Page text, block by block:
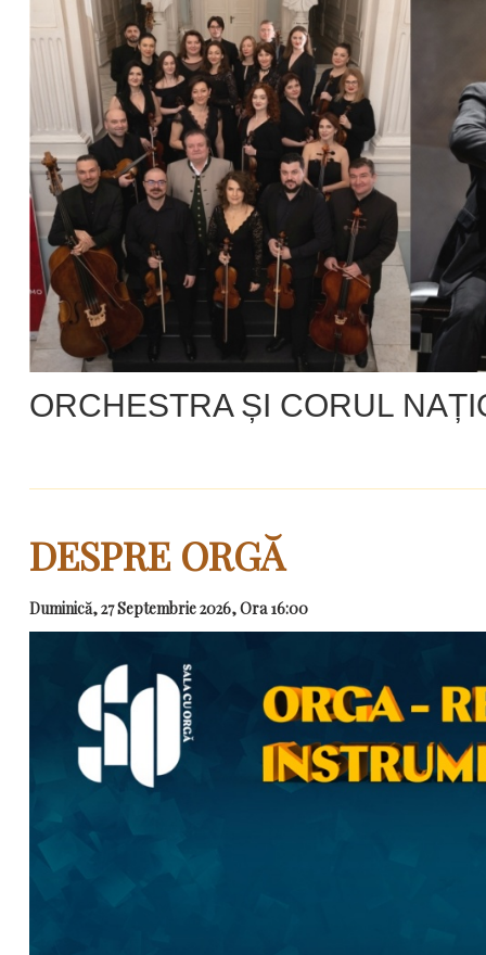
ORCHESTRA ȘI CORUL
DESPRE ORGĂ
Duminică, 27 Septembrie 2026, Ora 16:00